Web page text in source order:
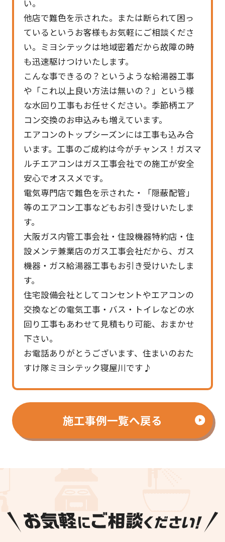
い。
他店で難色を示された。または断られて困っ
ているというお客様もお気軽にご相談くださ
い。ミヨシテックは地域密着だから故障の時
も迅速駆けつけいたします。
こんな事できるの？というような給湯器工事
や「これ以上良い方法は無いの？」という様
な水回り工事もお任せください。季節柄エア
コン交換のお申込みも増えています。
エアコンのトップシーズンには工事も込み合
います。工事のご成約は今がチャンス！ガスマ
ルチエアコンはガス工事会社での施工が安全
安心でオススメです。
電気専門店で難色を示された・「隠蔽配管」
等のエアコン工事などもお引き受けいたしま
す。
大阪ガス内管工事会社・住設機器特約店・住
設メンテ兼業店のガス工事会社だから、ガス
機器・ガス給湯器工事もお引き受けいたしま
す。
住宅設備会社としてコンセントやエアコンの
交換などの電気工事・バス・トイレなどの水
回り工事もあわせて見積もり可能、おまかせ
下さい。
お電話ありがとうございます、住まいのおた
すけ隊ミヨシテック寝屋川です♪
施工事例一覧へ戻る